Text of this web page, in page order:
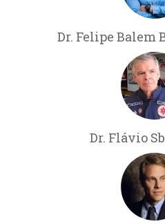
Dr. Felipe Balem
Dr. Flávio